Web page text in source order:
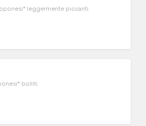
leggermente piccanti
bolliti